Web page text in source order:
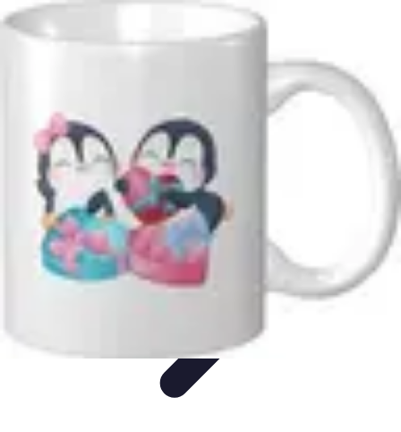
Comparateur MutuellePro
Guide d'utilisation
comparateur mutuelle pro
impact des mutuelles pro